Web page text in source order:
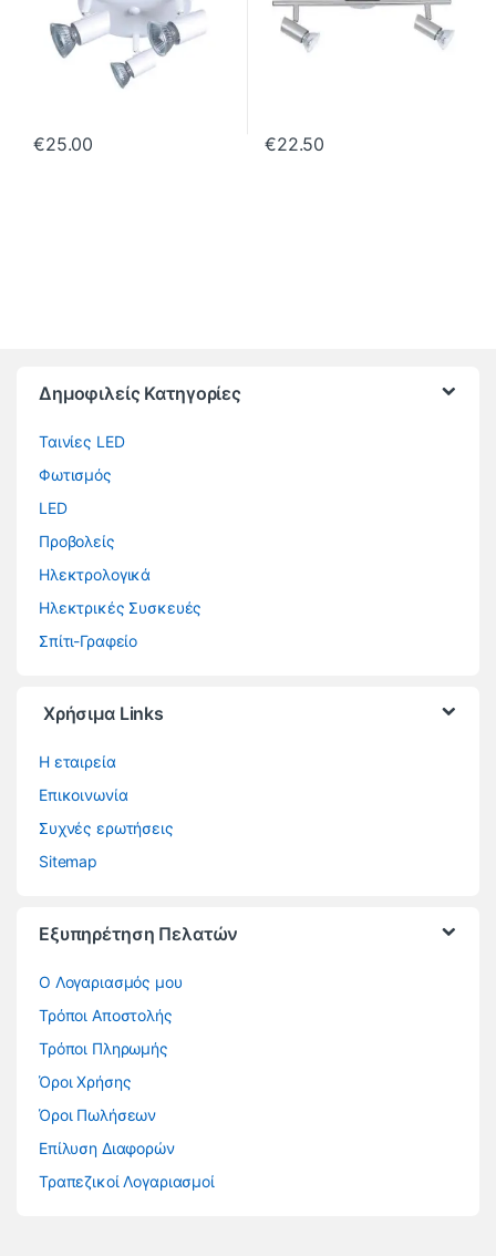
€25.00 €22.50
Δημοφιλείς Κατηγορίες
Ταινίες LED
Φωτισμός
LED
Προβολείς
Ηλεκτρολογικά
Ηλεκτρικές Συσκευές
Σπίτι-Γραφείο
Χρήσιμα Links
Η εταιρεία
Επικοινωνία
Συχνές ερωτήσεις
Sitemap
Εξυπηρέτηση Πελατών
O Λογαριασμός μου
Τρόποι Αποστολής
Τρόποι Πληρωμής
Όροι Χρήσης
Όροι Πωλήσεων
Επίλυση Διαφορών
Τραπεζικοί Λογαριασμοί